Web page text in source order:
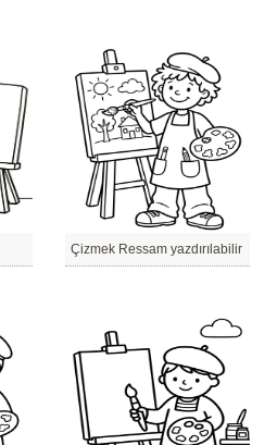
Çizmek Ressam yazdırılabilir